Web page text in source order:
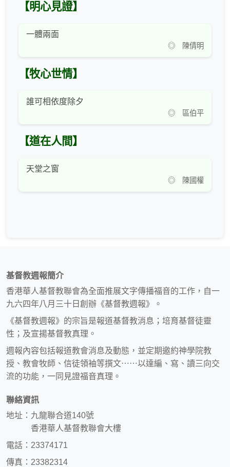
【明心見證】
一體兩面
◎ 陳倩明
【牧心世情】
誰可相依度除夕
◎ 區伯平
【道在人間】
天堂之窗
◎ 陳國權
基督教週報簡介
香港華人基督教聯會為全面推展文字傳播福音的工作，自一
九六四年八月三十日創辦《基督教週報》。
《基督教週報》的宗旨是報道基督教消息；培育基督徒靈
性；及宣揚基督教真理。
週報內容包括報道教會消息及動態，並定期邀約神學院教
授、教會牧師、信徒領袖等撰文⋯⋯以達編、寫、讀三向交
流的功能，一同見證福音真理。
聯絡資訊
地址：九龍聯合道140號
香港華人基督教聯會大樓
電話：23374171
傳真：23382314